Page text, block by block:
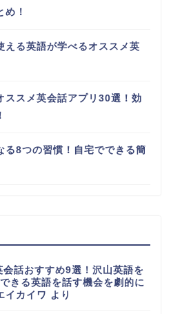
め！
える英語が学べるオススメ英
ススメ英会話アプリ30選！効
る8つの習慣！自宅でできる簡
会話おすすめ9選！沢山英語を
きる英語を話す機会を劇的に
イカイワ より